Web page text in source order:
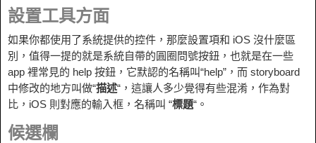
設置工具方面
如果你都使用了系統提供的控件，那麼設置項和 iOS 沒什麼區
別，值得一提的就是系統自帶的圓圈問號按鈕，也就是在一些
app 裡常見的 help 按鈕，它默認的名稱叫“help”，而 storyboard
中修改的地方叫做“描述“，這讓人多少覺得有些混淆，作為對
比，iOS 則對應的輸入框，名稱叫 “標題“。
候選欄